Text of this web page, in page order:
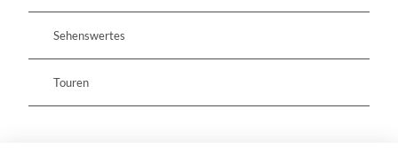
Sehenswertes
Touren